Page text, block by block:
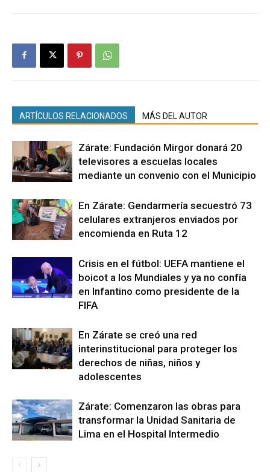
ARTÍCULOS RELACIONADOS MÁS DEL AUTOR
Zárate: Fundación Mirgor donará 20
televisores a escuelas locales
mediante un convenio con el Municipio
En Zárate: Gendarmería secuestró 73
celulares extranjeros enviados por
encomienda en Ruta 12
Crisis en el fútbol: UEFA mantiene el
boicot a los Mundiales y ya no confía
en Infantino como presidente de la
FIFA
En Zárate se creó una red
interinstitucional para proteger los
derechos de niñas, niños y
adolescentes
Zárate: Comenzaron las obras para
transformar la Unidad Sanitaria de
Lima en el Hospital Intermedio